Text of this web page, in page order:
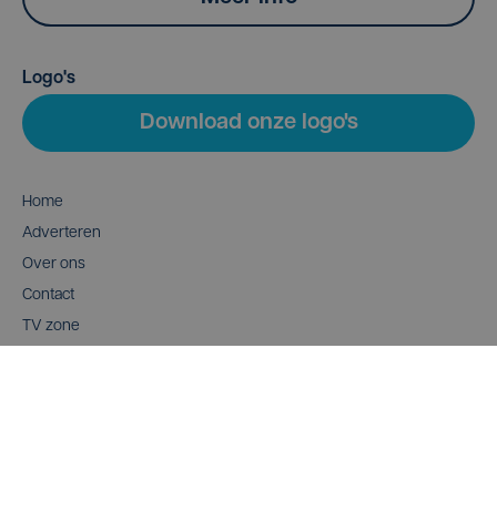
Logo's
Download onze logo's
Home
Adverteren
Over ons
Contact
TV zone